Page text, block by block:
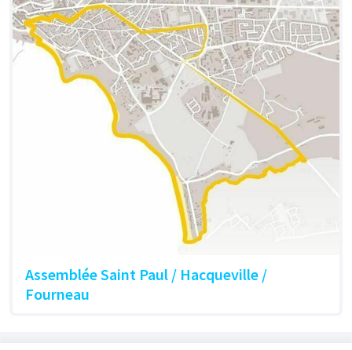
Assemblée Saint Paul / Hacqueville /
Fourneau